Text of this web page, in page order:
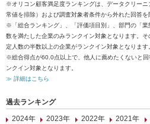
※オリコン顧客満足度ランキングは、データクリー
常値を排除）および調査対象者条件から外れた回答を
※「総合ランキング」、「評価項目別」、部門の「業
数を満たした企業のみランクイン対象となります。
定人数の半数以上の企業がランクイン対象となります
※総合得点が60.0点以上で、他人に薦めたくないと
ンクイン対象となります。
≫ 詳細はこちら
過去ランキング
2024年
2023年 2022年 2021年